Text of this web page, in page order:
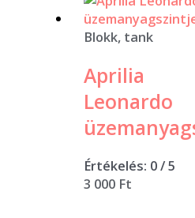
Blokk, tank
Aprilia
Leonardo
Értékelés: 0/ 5
3 000 Ft